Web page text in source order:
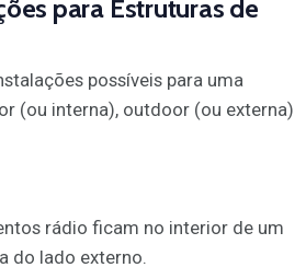
para Estruturas de
possíveis para uma
(ou interna), outdoor (ou externa)
rádio ficam no interior de um
do lado externo.